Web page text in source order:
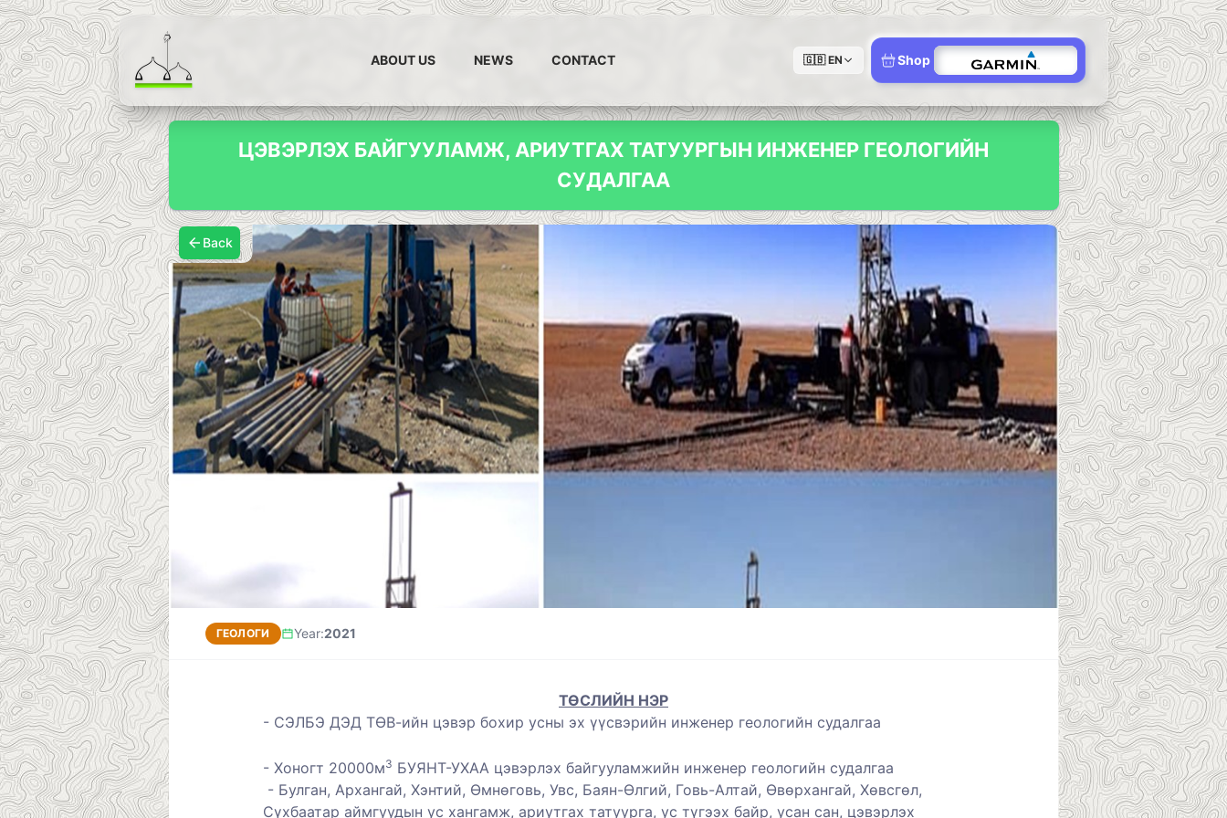
ABOUT US NEWS CONTACT 🇬🇧 EN Shop
ЦЭВЭРЛЭХ БАЙГУУЛАМЖ, АРИУТГАХ ТАТУУРГЫН ИНЖЕНЕР ГЕОЛОГИЙН
СУДАЛГАА
Back
ГЕОЛОГИ Year:2021
ТӨСЛИЙН НЭР
- СЭЛБЭ ДЭД ТӨВ-ийн цэвэр бохир усны эх үүсвэрийн инженер геологийн судалгаа
- Хоногт 20000м3 БУЯНТ-УХАА цэвэрлэх байгууламжийн инженер геологийн судалгаа
- Булган, Архангай, Хэнтий, Өмнөговь, Увс, Баян-Өлгий, Говь-Алтай, Өвөрхангай, Хөвсгөл,
Сүхбаатар аймгуудын ус хангамж, ариутгах татуурга, ус түгээх байр, усан сан, цэвэрлэх